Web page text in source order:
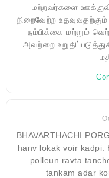
மற்றவர்களை
நிறைவேற்ற
நம்பிக்கை மற்றும்
அவற்றை
BHAVARTHACHI
hanv lokak voir kadpi.
polleun ravta
tankam adar